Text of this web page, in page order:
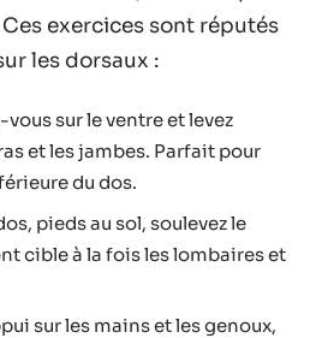
Ces exercices sont réputés
les dorsaux :
vous sur le ventre et levez
et les jambes. Parfait pour
du dos.
pieds au sol, soulevez le
cible à la fois les lombaires et
sur les mains et les genoux,